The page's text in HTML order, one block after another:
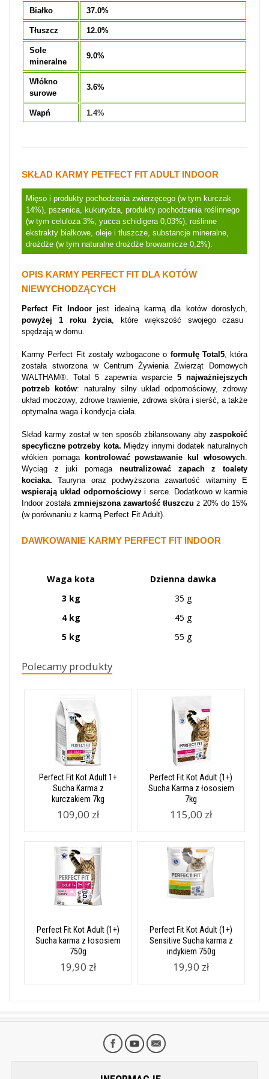
Białko 37.0%
Tłuszcz 12.0%
Sole
mineralne
9.0%
Włókno
surowe
3.6%
Wapń 1.4%
SKŁAD KARMY PETFECT FIT ADULT INDOOR
Mięso i produkty pochodzenia zwierzęcego (w tym kurczak
14%), pszenica, kukurydza, produkty pochodzenia roślinnego
(w tym celuloza 3%, yucca schidigera 0,03%), roślinne
ekstrakty białkowe, oleje i tłuszcze, substancje mineralne,
drożdże (w tym naturalne drożdże browarnicze 0,2%).
OPIS KARMY PERFECT FIT DLA KOTÓW
NIEWYCHODZĄCYCH
Perfect Fit Indoorjest idealną karmą dla kotów dorosłych,
powyżej 1 roku życia, które większość swojego czasu
spędzają w domu.
Karmy Perfect Fit zostały wzbogacone o formułę Total5, która
została stworzona w Centrum Żywienia Zwierząt Domowych
WALTHAM®. Total 5 zapewnia wsparcie5 najważniejszych
potrzeb kotów: naturalny silny układ odpornościowy, zdrowy
układ moczowy, zdrowe trawienie, zdrowa skóra i sierść, a także
optymalna waga i kondycja ciała.
Skład karmy został w ten sposób zbilansowany abyzaspokoić
specyficzne potrzeby kota. Między innymi dodatek naturalnych
włókien pomaga kontrolować powstawanie kul włosowych.
Wyciąg z juki pomaga neutralizować zapach z toalety
kociaka. Tauryna oraz podwyższona zawartość witaminy E
wspierają układ odpornościowy i serce. Dodatkowo w karmie
Indoor została zmniejszona zawartość tłuszczu z 20% do 15%
(w porównaniu z karmą Perfect Fit Adult).
DAWKOWANIE KARMY PERFECT FIT INDOOR
Waga kota
Dzienna dawka
3 kg
35 g
4 kg
45 g
5 kg
55 g
Polecamy produkty
Perfect Fit Kot Adult 1+
Sucha Karma z
kurczakiem 7kg
109,00 zł
Perfect Fit Kot Adult (1+)
Sucha Karma z łososiem
7kg
115,00 zł
Perfect Fit Kot Adult (1+)
Sucha karma z łososiem
750g
19,90 zł
Perfect Fit Kot Adult (1+)
Sensitive Sucha karma z
indykiem 750g
19,90 zł